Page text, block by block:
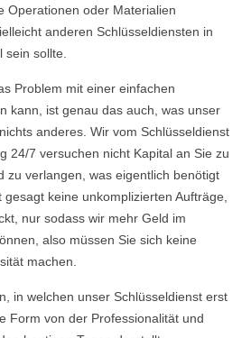
Operationen oder Materialien
anderen Schlüsseldiensten in
sollte.
Problem mit einer einfachen
kann, ist genau das auch, was unser
anderes. Wir vom Schlüsseldienst
24/7 versuchen nicht Kapital an Sie zu
zu verlangen, was eigentlich benötigt
keine unkomplizierten Aufträge,
nur sodass wir mehr Geld im
also müssen Sie sich keine
machen.
in welchen unser Schlüsseldienst erst
Form von der Professionalität und